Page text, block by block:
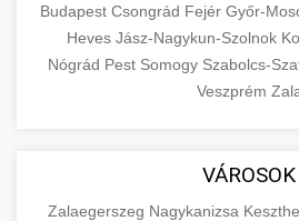
Budapest Csongrád Fejér Győr-
Heves Jász-Nagykun-Szolnok
Nógrád Pest Somogy Szabolcs-
Veszprém
VÁROSOK
Zalaegerszeg Nagykanizsa